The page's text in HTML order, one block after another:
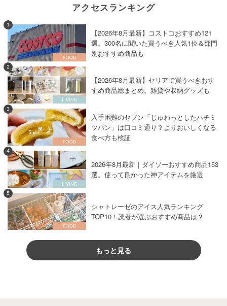
アクセスランキング
1
【2026年8月最新】コストコおすすめ121
選。300名に聞いた買うべき人気1位＆部門
別おすすめ商品も
2
【2026年8月最新】セリアで買うべきおす
すめ商品総まとめ。雑貨や収納グッズも
3
入手困難のセブン「じゅわっとしたハチミ
ツパン」は口コミ通り？よりおいしくなる
食べ方も検証
4
2026年8月最新｜ダイソーおすすめ商品153
選。使って良かった神アイテムを厳選
5
シャトレーゼのアイス人気ランキング
TOP10！読者が選ぶおすすめ商品は？
もっと見る